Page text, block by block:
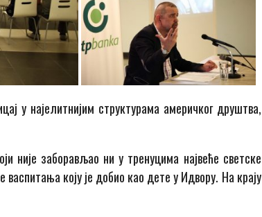
у најелитнијим структурама америчког друштва,
није заборављао ни у тренуцима највеће светске
коју је добио као дете у Идвору. На крају